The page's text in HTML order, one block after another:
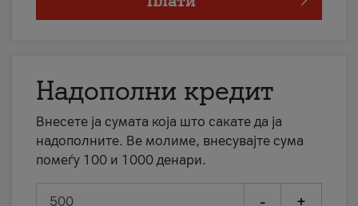
Надополни кредит
Внесете ја сумата која што сакате да ја
надополните. Ве молиме, внесувајте сума
помеѓу 100 и 1000 денари.
- +